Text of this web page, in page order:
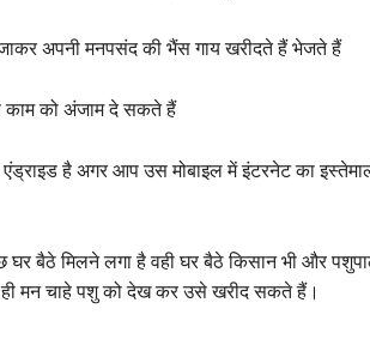
अपनी मनपसंद की भैंस गाय खरीदते हैं भेजते हैं
काम को अंजाम दे सकते हैं
है अगर आप उस मोबाइल में इंटरनेट का
घर बैठे मिलने लगा है वही घर बैठे किसान भी और
मन चाहे पशु को देख कर उसे खरीद सकते हैं।